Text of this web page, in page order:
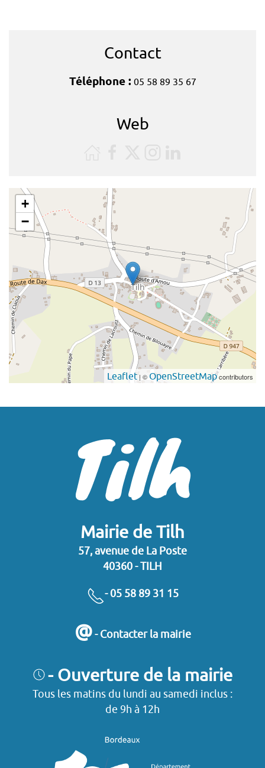
Contact
Téléphone : 05 58 89 35 67
Web
+
−
Leaflet| © OpenStreetMapcontributors
Mairie de Tilh
57, avenue de La Poste
40360 - TILH
- 05 58 89 31 15
@- Contacter la mairie
- Ouverture de la mairie
Tous les matins du lundi au samedi inclus :
de 9h à 12h